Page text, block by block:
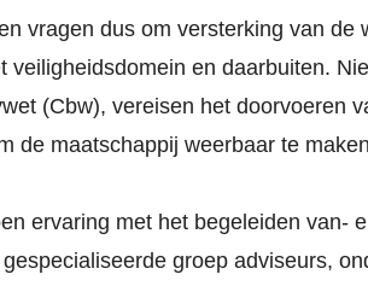
vragen dus om versterking van
en daarbuiten.
(Cbw), vereisen het doorvoeren
de maatschappij weerbaar te
ervaring met het begeleiden
groep adviseurs,